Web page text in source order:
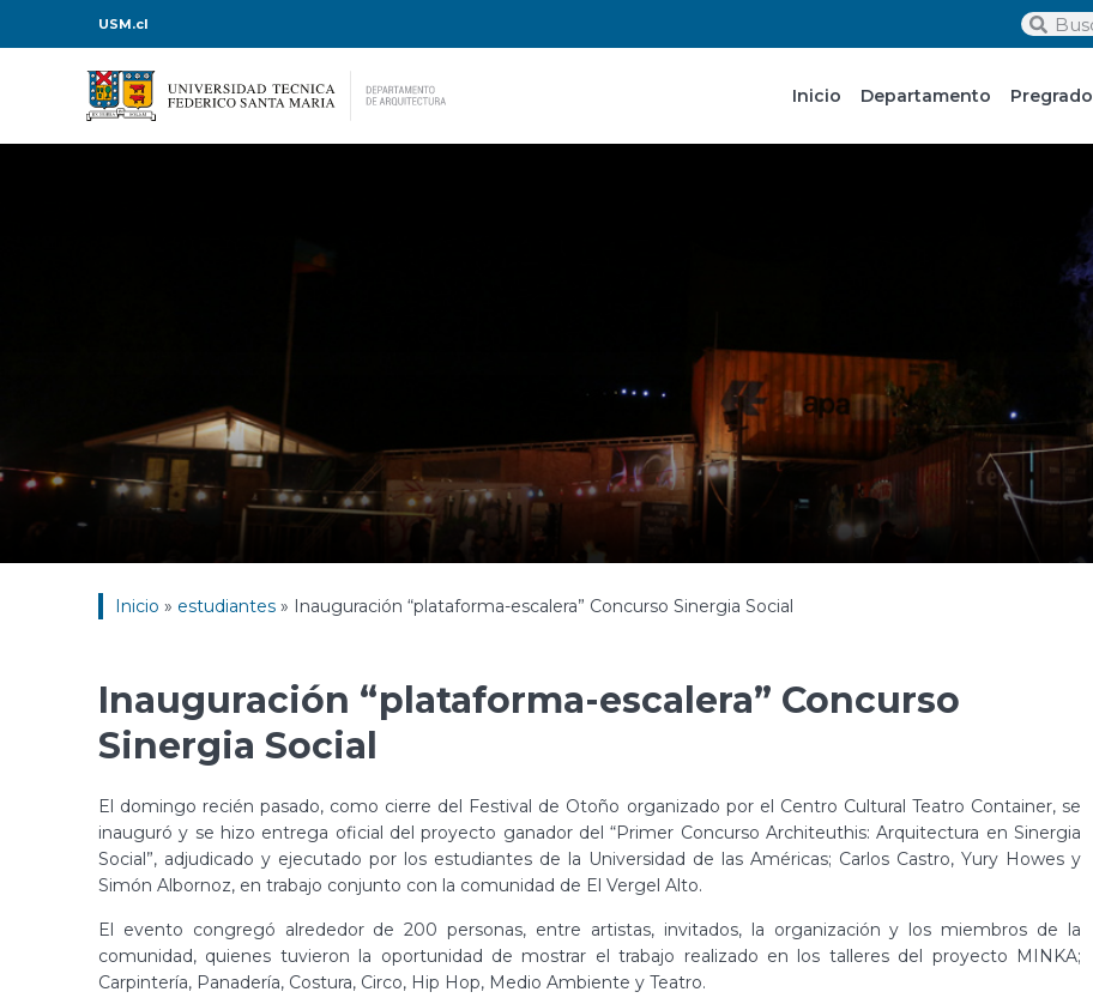
USM.cl
Inicio Departamento Pregrado
Inicio » estudiantes » Inauguración “plataforma-escalera” Concurso Sinergia Social
Inauguración “plataforma-escalera” Concurso
Sinergia Social
El domingo recién pasado, como cierre del Festival de Otoño organizado por el Centro Cultural Teatro Container, se
inauguró y se hizo entrega oficial del proyecto ganador del “Primer Concurso Architeuthis: Arquitectura en Sinergia
Social”, adjudicado y ejecutado por los estudiantes de la Universidad de las Américas; Carlos Castro, Yury Howes y
Simón Albornoz, en trabajo conjunto con la comunidad de El Vergel Alto.
El evento congregó alrededor de 200 personas, entre artistas, invitados, la organización y los miembros de la
comunidad, quienes tuvieron la oportunidad de mostrar el trabajo realizado en los talleres del proyecto MINKA;
Carpintería, Panadería, Costura, Circo, Hip Hop, Medio Ambiente y Teatro.